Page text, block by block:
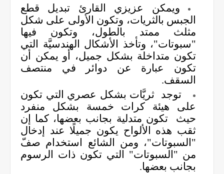
ويمكن عزيزي القارئ تبديل قطع
الجبس بالثريات، وتكون الأولى على شكل
مثلث ممتد بالطول، وتكون فيها
"سبوتات"، وتأخذ الأشكال الهندسيَّة التي
تكون متداخلة بشكل جميل، أو يمكن أن
تكون عبارة عن دوائر في منتصف
السقف.
توجد ثريَّات بشكل عصري التي تكون
على هيئة كرات خمسة بشكل منفرد
حيث تكون متدلية بجانب بعضها، كما إن
ثقب هذه الألواح يكون جميلًا عند إدخال
"السبوتات"، ومن الشائع استخدام صفّ
من "السبوتات" التي تكون ذات الرسوم
بجانب بعضها.